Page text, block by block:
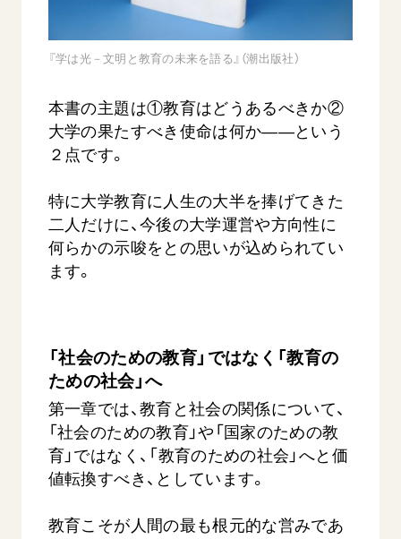
入会について
道府県中心会館
Soka Gakkai グローバルサイト
SGIピースサイト
ご利用にあたって
SOKA PICKS すべて見る
【被爆証言】母子で受け継ぐ「ナガサキの
心」 長崎県 吉岡加…
SDGs 平和 動画
【被爆
『学は光－文明と教育の未来を語る』（潮出版社）
本書の主題は①教育はどうあるべきか②
大学の果たすべき使命は何か――という
２点です。
特に大学教育に人生の大半を捧げてきた
二人だけに、今後の大学運営や方向性に
何らかの示唆をとの思いが込められてい
ます。
「社会のための教育」ではなく「教育の
ための社会」へ
第一章では、教育と社会の関係について、
「社会のための教育」や「国家のための教
育」ではなく、「教育のための社会」へと価
値転換すべき、としています。
教育こそが人間の最も根元的な営みであ